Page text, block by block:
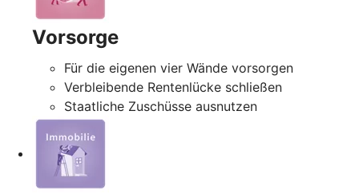
Vorsorge
Für die eigenen vier Wände vorsorgen
Verbleibende Rentenlücke schließen
Staatliche Zuschüsse ausnutzen